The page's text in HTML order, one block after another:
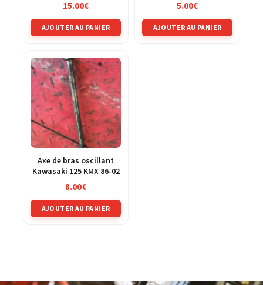
15.00€
AJOUTER AU PANIER
5.00€
AJOUTER AU PANIER
Axe de bras oscillant
Kawasaki 125 KMX 86-02
8.00€
AJOUTER AU PANIER